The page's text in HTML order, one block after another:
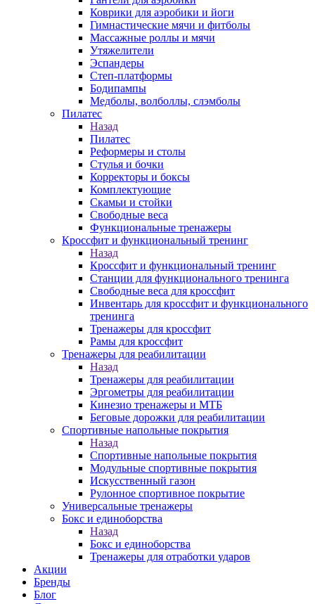
Коврики для аэробики и йоги
Гимнастические мячи и фитболы
Массажные роллы и мячи
Утяжелители
Эспандеры
Степ-платформы
Бодипампы
Медболы, волболлы, слэмболы
Пилатес
Назад
Пилатес
Реформеры и столы
Стулья и бочки
Корректоры и боксы
Комплектующие
Скамьи и стойки
Свободные веса
Функциональные тренажеры
Кроссфит и функциональный тренинг
Назад
Кроссфит и функциональный тренинг
Станции для функционального тренинга
Свободные веса для кроссфит
Инвентарь для кроссфит и функционального
тренинга
Тренажеры для кроссфит
Рамы для кроссфит
Тренажеры для реабилитации
Назад
Тренажеры для реабилитации
Эргометры для реабилитации
Кинезио тренажеры и МТБ
Беговые дорожки для реабилитации
Спортивные напольные покрытия
Назад
Спортивные напольные покрытия
Модульные спортивные покрытия
Искусственный газон
Рулонное спортивное покрытие
Универсальные тренажеры
Бокс и единоборства
Назад
Бокс и единоборства
Тренажеры для отработки ударов
Акции
Бренды
Блог